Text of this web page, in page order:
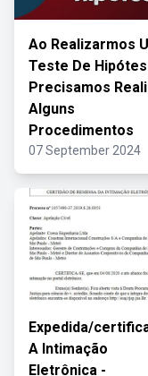
Ao Realizarmos
Teste De
Precisamos
Alguns
Procedimentos
07 September 2024
Expedida/
A Intimação
Eletrônica -